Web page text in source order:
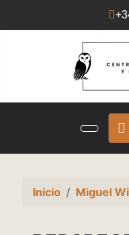
Inicio Miguel